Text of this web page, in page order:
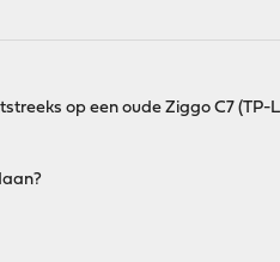
op een oude Ziggo C7